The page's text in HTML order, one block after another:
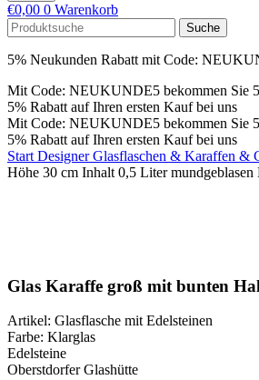
€0,00 0 Warenkorb
Suche
5% Neukunden Rabatt mit Code:
Mit Code: NEUKUNDE5 bekommen Sie
5% Rabatt auf Ihren ersten Kauf bei uns
Mit Code: NEUKUNDE5 bekommen Sie
5% Rabatt auf Ihren ersten Kauf bei uns
Start Designer Glasflaschen & Karaffen &
Höhe 30 cm Inhalt 0,5 Liter mundgeblasen
Glas Karaffe groß mit bunten
Artikel: Glasflasche mit Edelsteinen
Farbe: Klarglas
Edelsteine
Oberstdorfer Glashütte